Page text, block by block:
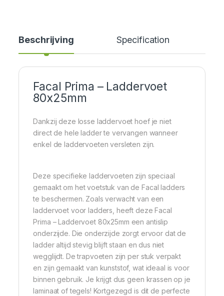
Beschrijving Specification
Facal Prima – Laddervoet
80x25mm
Dankzij deze losse laddervoet hoef je niet
direct de hele ladder te vervangen wanneer
enkel de laddervoeten versleten zijn.
Deze specifieke laddervoeten zijn speciaal
gemaakt om het voetstuk van de Facal ladders
te beschermen. Zoals verwacht van een
laddervoet voor ladders, heeft deze Facal
Prima – Laddervoet 80x25mm een antislip
onderzijde. Die onderzijde zorgt ervoor dat de
ladder altijd stevig blijft staan en dus niet
wegglijdt. De trapvoeten zijn per stuk verpakt
en zijn gemaakt van kunststof, wat ideaal is voor
binnen gebruik. Je krijgt dus geen krassen op je
laminaat of tegels! Kortgezegd is dit de perfecte